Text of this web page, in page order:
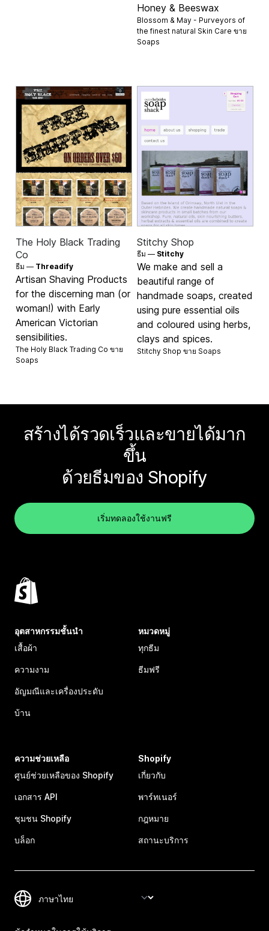
Honey & Beeswax
Blossom & May - Purveyors of
the finest natural Skin Care ขาย
Soaps
The Holy Black Trading
Co
ธีม — Threadify
Artisan Shaving Products
for the discerning man (or
woman!) with Early
American Victorian
sensibilities.
The Holy Black Trading Co ขาย
Soaps
Stitchy Shop
ธีม — Stitchy
We make and sell a
beautiful range of
handmade soaps, created
using pure essential oils
and coloured using herbs,
clays and spices.
Stitchy Shop ขาย Soaps
สร้างได้รวดเร็วและขายได้มาก
ขึ้น
ด้วยธีมของ Shopify
เริ่มทดลองใช้งานฟรี
อุตสาหกรรมชั้นนำ
เสื้อผ้า
ความงาม
อัญมณีและเครื่องประดับ
บ้าน
หมวดหมู่
ทุกธีม
ธีมฟรี
ความช่วยเหลือ
ศูนย์ช่วยเหลือของ Shopify
เอกสาร API
ชุมชน Shopify
บล็อก
Shopify
เกี่ยวกับ
พาร์ทเนอร์
กฎหมาย
สถานะบริการ